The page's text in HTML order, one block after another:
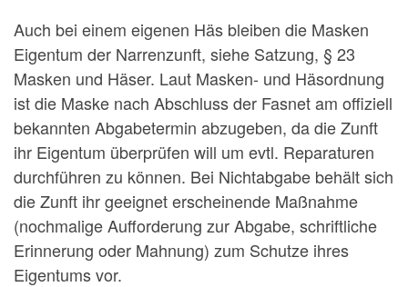
Auch bei einem eigenen Häs bleiben die Masken
Eigentum der Narrenzunft, siehe Satzung, § 23
Masken und Häser. Laut Masken- und Häsordnung
ist die Maske nach Abschluss der Fasnet am offiziell
bekannten Abgabetermin abzugeben, da die Zunft
ihr Eigentum überprüfen will um evtl. Reparaturen
durchführen zu können. Bei Nichtabgabe behält sich
die Zunft ihr geeignet erscheinende Maßnahme
(nochmalige Aufforderung zur Abgabe, schriftliche
Erinnerung oder Mahnung) zum Schutze ihres
Eigentums vor.